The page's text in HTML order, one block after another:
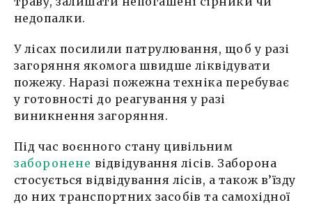
недопалки.
У лісах посилили патрулювання, щоб у разі
загоряння якомога швидше ліквідувати
пожежу. Наразі пожежна техніка перебуває
у готовності до реагування у разі
виникнення загоряння.
Під час воєнного стану цивільним
заборонене відвідування лісів. Заборона
стосується відвідування лісів, а також в’їзду
до них транспортних засобів та самохідної